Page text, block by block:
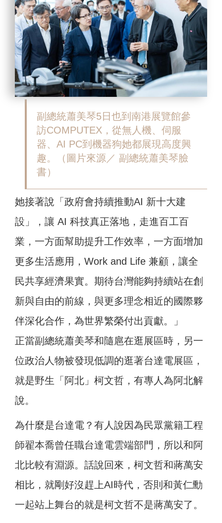
副總統蕭美琴5日也到南港展覽館參
訪COMPUTEX，從無人機、伺服
器、AI PC到機器狗她都展現高度興
趣。（圖片來源／ 副總統蕭美琴臉
書）
她接著說「政府會持續推動AI 新十大建
設」，讓 AI 科技真正落地，走進百工百
業，一方面幫助提升工作效率，一方面增加
更多生活應用，Work and Life 兼顧，讓全
民共享經濟果實。期待台灣能夠持續站在創
新與自由的前線，與更多理念相近的國際夥
伴深化合作，為世界繁榮付出貢獻。」
正當副總統蕭美琴和隨扈在逛展區時，另一
位政治人物被發現低調的逛著台達電展區，
就是野生「阿北」柯文哲，有專人為阿北解
說。
為什麼是台達電？有人說因為民眾黨籍工程
師翟本喬曾任職台達電雲端部門，所以和阿
北比較有淵源。話說回來，柯文哲和蔣萬安
相比，就剛好沒趕上AI時代，否則和黃仁勳
一起站上舞台的就是柯文哲不是蔣萬安了。